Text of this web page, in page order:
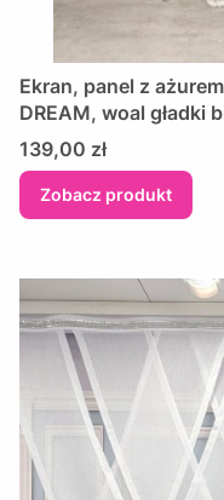
Ekran, panel z ażurem i kryształkami -wzór CRISTAL
DREAM, woal gładki
Cena
139,00 zł
Zobacz produkt